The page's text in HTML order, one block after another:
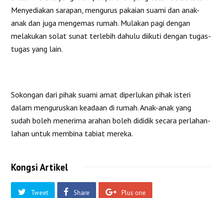
Menyediakan sarapan, mengurus pakaian suami dan anak-
anak dan juga mengemas rumah. Mulakan pagi dengan
melakukan solat sunat terlebih dahulu diikuti dengan tugas-
tugas yang lain.
Sokongan dari pihak suami amat diperlukan pihak isteri
dalam menguruskan keadaan di rumah. Anak-anak yang
sudah boleh menerima arahan boleh dididik secara perlahan-
lahan untuk membina tabiat mereka.
Kongsi Artikel
Tweet Share Plus one